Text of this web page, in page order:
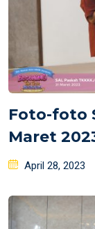
Foto-foto
Maret
Posted
April 28, 2023